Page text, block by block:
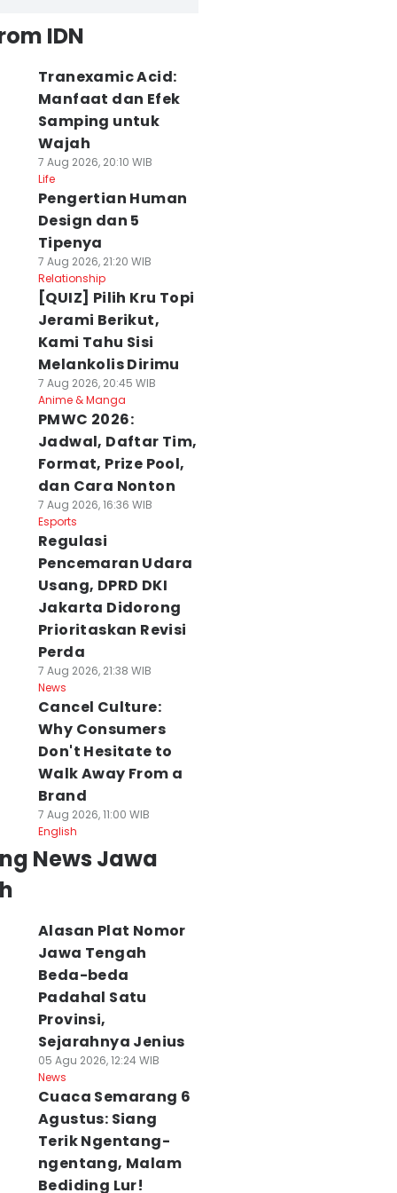
IDN
Tranexamic Acid:
Manfaat dan Efek
Samping untuk
Wajah
7 Aug 2026, 20:10 WIB
Life
Pengertian Human
Design dan 5
Tipenya
7 Aug 2026, 21:20 WIB
Relationship
[QUIZ] Pilih Kru Topi
Jerami Berikut,
Kami Tahu Sisi
Melankolis Dirimu
7 Aug 2026, 20:45 WIB
Anime & Manga
PMWC 2026:
Jadwal, Daftar Tim,
Format, Prize Pool,
dan Cara Nonton
7 Aug 2026, 16:36 WIB
Esports
Regulasi
Pencemaran Udara
Usang, DPRD DKI
Jakarta Didorong
Prioritaskan Revisi
Perda
7 Aug 2026, 21:38 WIB
News
Cancel Culture:
Why Consumers
Don't Hesitate to
Walk Away From a
Brand
7 Aug 2026, 11:00 WIB
English
News Jawa
Alasan Plat Nomor
Jawa Tengah
Beda-beda
Padahal Satu
Provinsi,
Sejarahnya Jenius
05 Agu 2026, 12:24 WIB
News
Cuaca Semarang 6
Agustus: Siang
Terik Ngentang-
ngentang, Malam
Bediding Lur!